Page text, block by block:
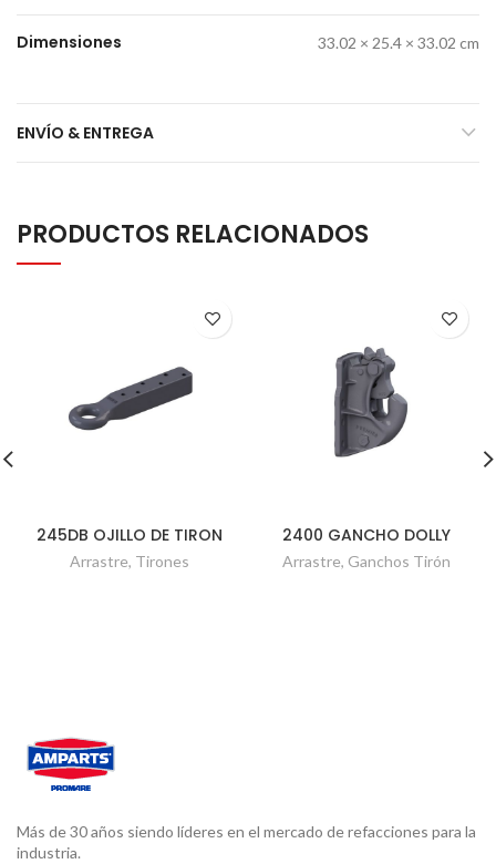
Dimensiones 33.02 × 25.4 × 33.02 cm
ENVÍO & ENTREGA
PRODUCTOS RELACIONADOS
245DB OJILLO DE TIRON
Arrastre, Tirones
2400 GANCHO DOLLY
Arrastre, Ganchos Tirón
Más de 30 años siendo líderes en el mercado de refacciones para la
industria.